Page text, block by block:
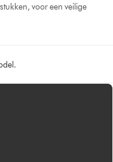
voor een veilige